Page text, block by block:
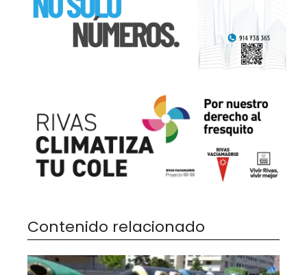
Contenido relacionado